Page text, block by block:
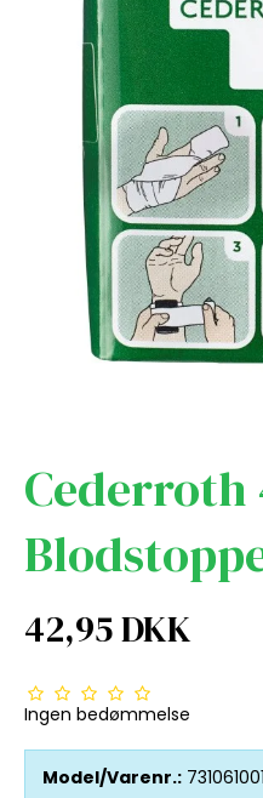
Cederroth
42,95 DKK
Ingen bedømmelse
Model/Varenr.: